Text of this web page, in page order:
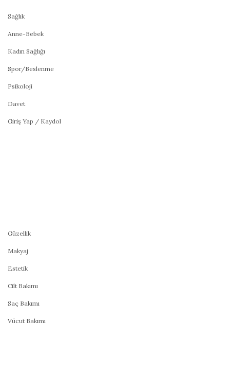
Sağlık
Anne-Bebek
Kadın Sağlığı
Spor/Beslenme
Psikoloji
Davet
Giriş Yap / Kaydol
Güzellik
Makyaj
Estetik
Cilt Bakımı
Saç Bakımı
Vücut Bakımı